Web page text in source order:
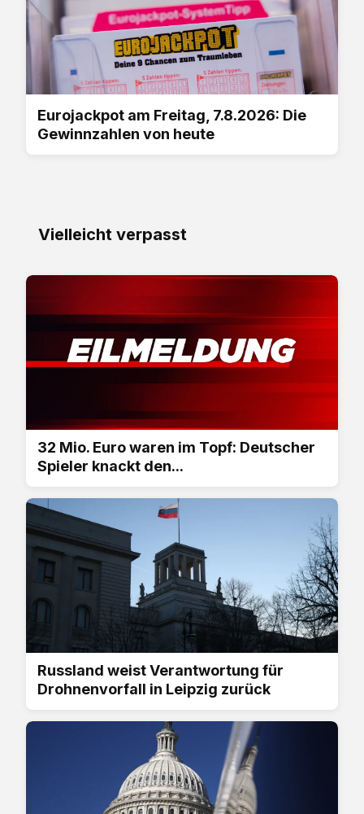
Eurojackpot am Freitag, 7.8.2026: Die
Gewinnzahlen von heute
Vielleicht verpasst
32 Mio. Euro waren im Topf: Deutscher
Spieler knackt den...
Russland weist Verantwortung für
Drohnenvorfall in Leipzig zurück